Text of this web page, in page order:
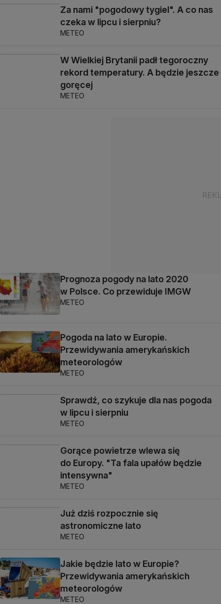
Za nami "pogodowy tygiel". A co nas
czeka w lipcu i sierpniu?
METEO
W Wielkiej Brytanii padł tegoroczny
rekord temperatury. A będzie jeszcze
goręcej
METEO
Prognoza pogody na lato 2020
w Polsce. Co przewiduje IMGW
METEO
Pogoda na lato w Europie.
Przewidywania amerykańskich
meteorologów
METEO
Sprawdź, co szykuje dla nas pogoda
w lipcu i sierpniu
METEO
Gorące powietrze wlewa się
do Europy. "Ta fala upałów będzie
intensywna"
METEO
Już dziś rozpocznie się
astronomiczne lato
METEO
Jakie będzie lato w Europie?
Przewidywania amerykańskich
meteorologów
METEO